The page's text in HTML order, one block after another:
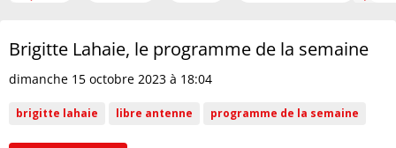
Brigitte Lahaie, le programme de la semaine
dimanche 15 octobre 2023 à 18:04
brigitte lahaie libre antenne programme de la semaine